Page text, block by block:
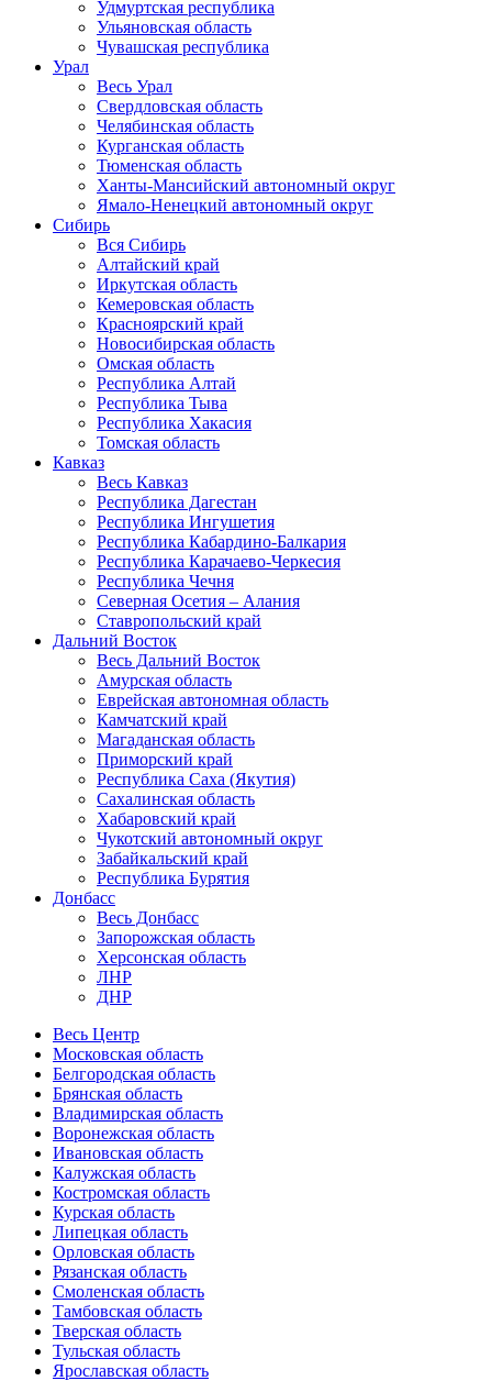
Удмуртская республика
Ульяновская область
Чувашская республика
Урал
Весь Урал
Свердловская область
Челябинская область
Курганская область
Тюменская область
Ханты-Мансийский автономный округ
Ямало-Ненецкий автономный округ
Сибирь
Вся Сибирь
Алтайский край
Иркутская область
Кемеровская область
Красноярский край
Новосибирская область
Омская область
Республика Алтай
Республика Тыва
Республика Хакасия
Томская область
Кавказ
Весь Кавказ
Республика Дагестан
Республика Ингушетия
Республика Кабардино-Балкария
Республика Карачаево-Черкесия
Республика Чечня
Северная Осетия – Алания
Ставропольский край
Дальний Восток
Весь Дальний Восток
Амурская область
Еврейская автономная область
Камчатский край
Магаданская область
Приморский край
Республика Саха (Якутия)
Сахалинская область
Хабаровский край
Чукотский автономный округ
Забайкальский край
Республика Бурятия
Донбасс
Весь Донбасс
Запорожская область
Херсонская область
ЛНР
ДНР
Весь Центр
Московская область
Белгородская область
Брянская область
Владимирская область
Воронежская область
Ивановская область
Калужская область
Костромская область
Курская область
Липецкая область
Орловская область
Рязанская область
Смоленская область
Тамбовская область
Тверская область
Тульская область
Ярославская область